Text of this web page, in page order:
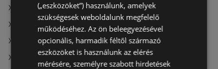
A(z) Spar aktuális akciós újságjai
A(z) Ecofamily aktuális akciós újságjai
A(z) CBA aktuális akciós újságjai
A(z) Merkury Market aktuális akciós újságjai
(„eszközöket”) használunk, amelyek
szükségesek weboldalunk megfelelő
működéséhez. Az ön beleegyezésével
opcionális, harmadik féltől származó
eszközöket is használunk az elérés
mérésére, személyre szabott hirdetések